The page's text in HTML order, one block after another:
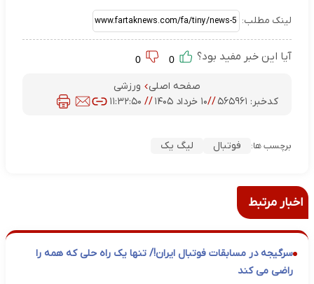
لینک مطلب:
آیا این خبر مفید بود؟
صفحه اصلی
ورزشی
کدخبر: ۵۶۵۹۶۱ //۱۰ خرداد ۱۴۰۵ // ۱۱:۳۲:۵۰
برچسب ها: فوتبال لیگ یک
اخبار مرتبط
سرگیجه در مسابقات فوتبال ایران!/ تنها یک راه حلی که همه را
راضی می کند